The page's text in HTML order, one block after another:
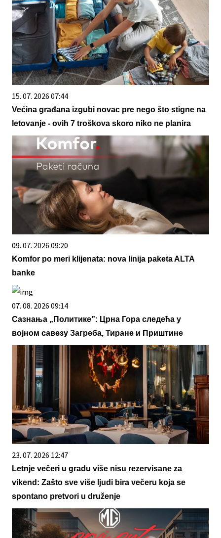
15. 07. 2026 07:44
Većina građana izgubi novac pre nego što stigne na
letovanje - ovih 7 troškova skoro niko ne planira
09. 07. 2026 09:20
Komfor po meri klijenata: nova linija paketa ALTA
banke
07. 08. 2026 09:14
Сазнања „Политике”: Црна Гора следећа у
војном савезу Загреба, Тиране и Приштине
23. 07. 2026 12:47
Letnje večeri u gradu više nisu rezervisane za
vikend: Zašto sve više ljudi bira večeru koja se
spontano pretvori u druženje